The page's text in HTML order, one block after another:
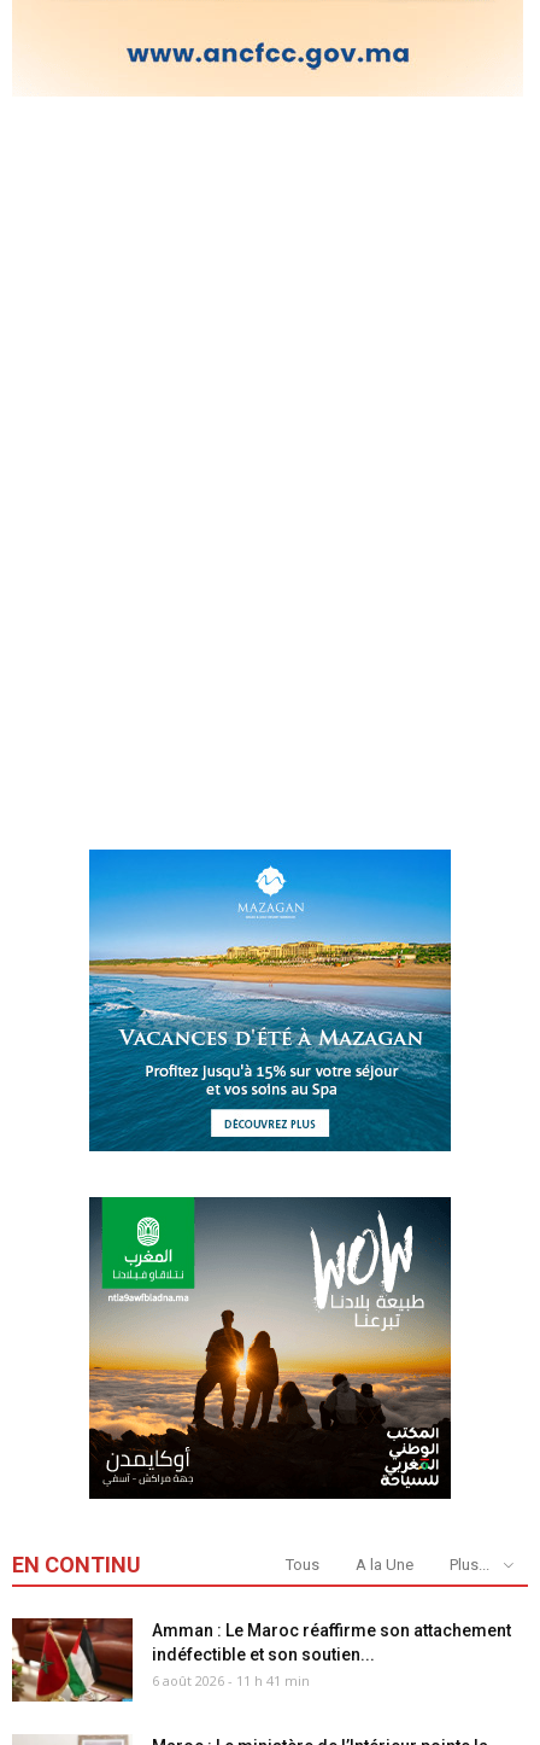
EN CONTINU Tous A la Une Plus...
Amman : Le Maroc réaffirme son attachement
indéfectible et son soutien...
6 août 2026 - 11 h 41 min